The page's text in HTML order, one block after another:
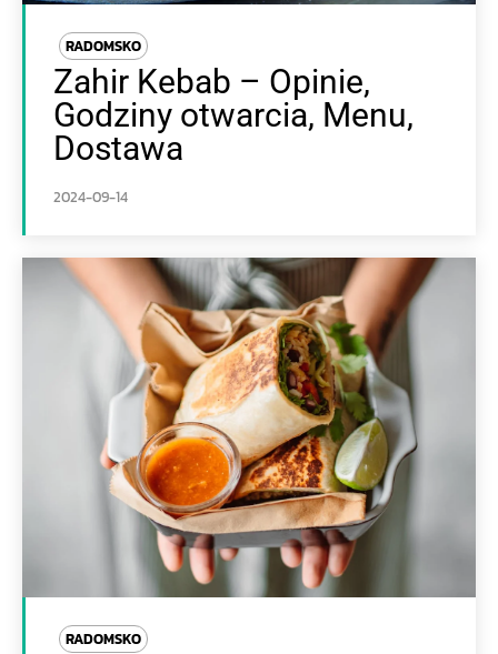
RADOMSKO
Zahir Kebab – Opinie,
Godziny otwarcia, Menu,
Dostawa
2024-09-14
RADOMSKO